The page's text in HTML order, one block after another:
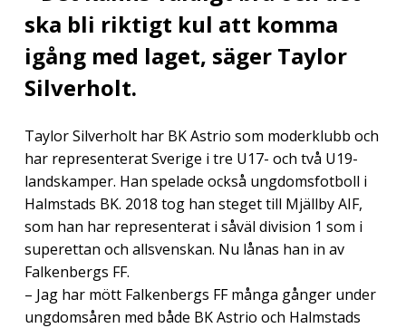
ska bli riktigt kul att komma
igång med laget, säger Taylor
Silverholt.
Taylor Silverholt har BK Astrio som moderklubb och
har representerat Sverige i tre U17- och två U19-
landskamper. Han spelade också ungdomsfotboll i
Halmstads BK. 2018 tog han steget till Mjällby AIF,
som han har representerat i såväl division 1 som i
superettan och allsvenskan. Nu lånas han in av
Falkenbergs FF.
– Jag har mött Falkenbergs FF många gånger under
ungdomsåren med både BK Astrio och Halmstads